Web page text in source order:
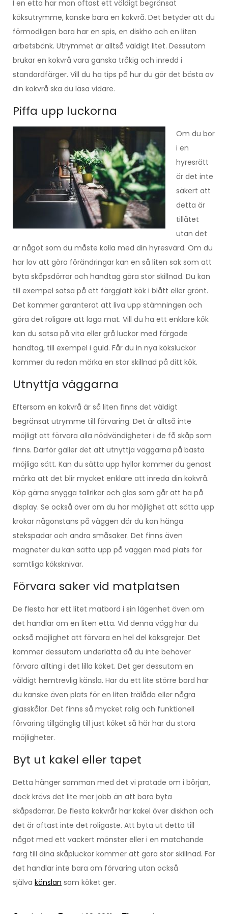
I en etta har man oftast ett väldigt begränsat
köksutrymme, kanske bara en kokvrå. Det betyder att du
förmodligen bara har en spis, en diskho och en liten
arbetsbänk. Utrymmet är alltså väldigt litet. Dessutom
brukar en kokvrå vara ganska tråkig och inredd i
standardfärger. Vill du ha tips på hur du gör det bästa av
din kokvrå ska du läsa vidare.
Piffa upp luckorna
Om du bor
i en
hyresrätt
är det inte
säkert att
detta är
tillåtet
utan det
är något som du måste kolla med din hyresvärd. Om du
har lov att göra förändringar kan en så liten sak som att
byta skåpsdörrar och handtag göra stor skillnad. Du kan
till exempel satsa på ett färgglatt kök i blått eller grönt.
Det kommer garanterat att liva upp stämningen och
göra det roligare att laga mat. Vill du ha ett enklare kök
kan du satsa på vita eller grå luckor med färgade
handtag, till exempel i guld. Får du in nya köksluckor
kommer du redan märka en stor skillnad på ditt kök.
Utnyttja väggarna
Eftersom en kokvrå är så liten finns det väldigt
begränsat utrymme till förvaring. Det är alltså inte
möjligt att förvara alla nödvändigheter i de få skåp som
finns. Därför gäller det att utnyttja väggarna på bästa
möjliga sätt. Kan du sätta upp hyllor kommer du genast
märka att det blir mycket enklare att inreda din kokvrå.
Köp gärna snygga tallrikar och glas som går att ha på
display. Se också över om du har möjlighet att sätta upp
krokar någonstans på väggen där du kan hänga
stekspadar och andra småsaker. Det finns även
magneter du kan sätta upp på väggen med plats för
samtliga köksknivar.
Förvara saker vid matplatsen
De flesta har ett litet matbord i sin lägenhet även om
det handlar om en liten etta. Vid denna vägg har du
också möjlighet att förvara en hel del köksgrejor. Det
kommer dessutom underlätta då du inte behöver
förvara allting i det lilla köket. Det ger dessutom en
väldigt hemtrevlig känsla. Har du ett lite större bord har
du kanske även plats för en liten trälåda eller några
glasskålar. Det finns så mycket rolig och funktionell
förvaring tillgänglig till just köket så här har du stora
möjligheter.
Byt ut kakel eller tapet
Detta hänger samman med det vi pratade om i början,
dock krävs det lite mer jobb än att bara byta
skåpsdörrar. De flesta kokvrår har kakel över diskhon och
det är oftast inte det roligaste. Att byta ut detta till
något med ett vackert mönster eller i en matchande
färg till dina skåpluckor kommer att göra stor skillnad. För
det handlar inte bara om förvaring utan också
själva känslan som köket ger.